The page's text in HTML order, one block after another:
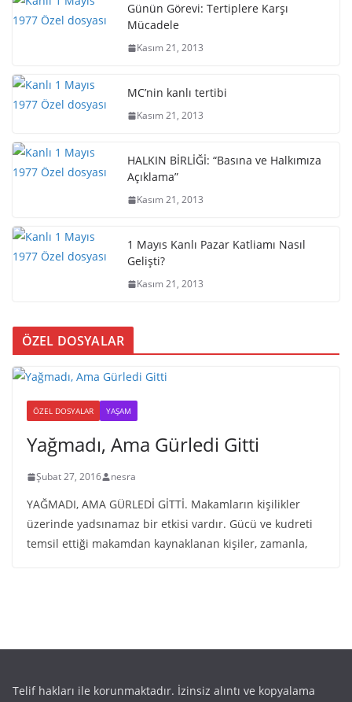
Günün Görevi: Tertiplere Karşı
Mücadele
Kasım 21, 2013
MC’nin kanlı tertibi
Kasım 21, 2013
HALKIN BİRLİĞİ: “Basına ve Halkımıza
Açıklama”
Kasım 21, 2013
1 Mayıs Kanlı Pazar Katliamı Nasıl
Gelişti?
Kasım 21, 2013
ÖZEL DOSYALAR
ÖZEL DOSYALAR YAŞAM
Yağmadı, Ama Gürledi Gitti
Şubat 27, 2016 nesra
YAĞMADI, AMA GÜRLEDİ GİTTİ. Makamların kişilikler
üzerinde yadsınamaz bir etkisi vardır. Gücü ve kudreti
temsil ettiği makamdan kaynaklanan kişiler, zamanla,
Telif hakları ile korunmaktadır. İzinsiz alıntı ve kopyalama